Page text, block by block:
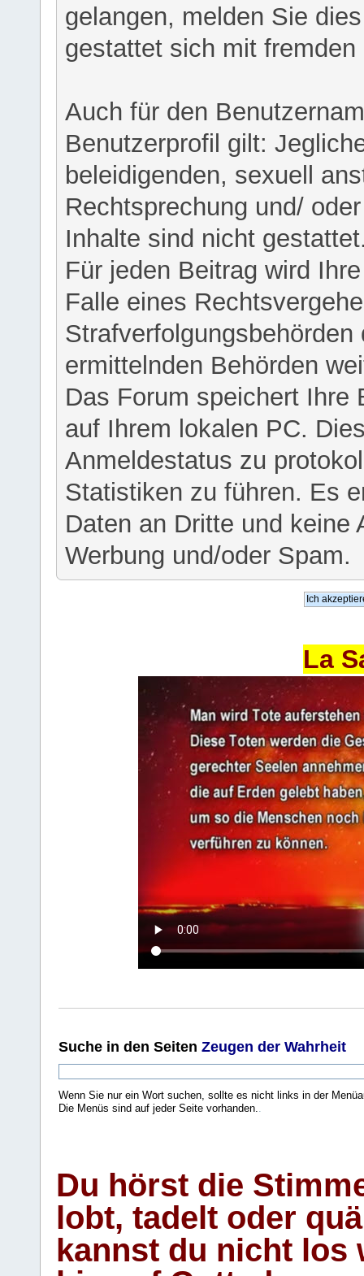
gelangen, melden Sie
gestattet sich mit
Auch für den
Benutzerprofil gilt:
beleidigenden, sexuell
Rechtsprechung und/
Inhalte sind nicht
Für jeden Beitrag wird
Falle eines
ermittelnden Behörden
Das Forum speichert Ihre
auf Ihrem lokalen PC.
Anmeldestatus zu
Statistiken zu führen. Es
Daten an Dritte und keine
Werbung und/oder Spam.
La
Suche in den Seiten Zeugen der Wahrheit
Wenn Sie nur ein Wort suchen, sollte es nicht links in der
Die Menüs sind auf jeder Seite vorhanden..
Du hörst die
lobt, tadelt oder
kannst du nicht los